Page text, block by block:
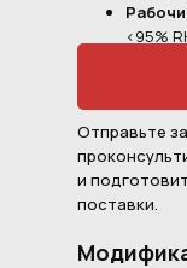
<95%
Отправьте
и
поставки.